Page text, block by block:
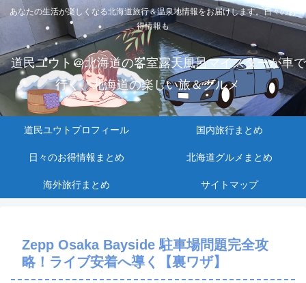
あなたの生活が楽しくなる北海道旅行＆温泉地情報をお届けします。日々のお
得情報も
道民ユウト＠北海道の客室露天風呂マイスターが車で
行く、北海道の楽しい旅＆グルメ
道民ユウトプロフィール 国内旅行まとめ
日々のお得情報まとめ 北海道グルメまとめ
海外旅行まとめ サイトマップ
Zepp Osaka Bayside 駐車場問題完全攻
略！ライブ安着へ導く【裏ワザ】